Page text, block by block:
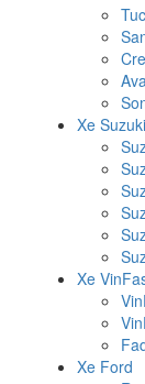
Xe Suzuki
Xe
Xe Ford